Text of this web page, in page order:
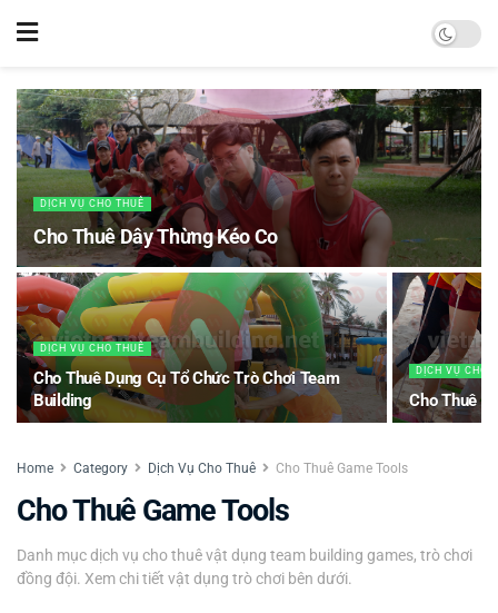
DỊCH VỤ CHO THUÊ
Cho Thuê Dây Thừng Kéo Co
DỊCH VỤ CHO THUÊ
Cho Thuê Dụng Cụ Tổ Chức Trò Chơi Team
Building
DỊCH VỤ CHO
Cho Thuê
Home Category Dịch Vụ Cho Thuê Cho Thuê Game Tools
Cho Thuê Game Tools
Danh mục dịch vụ cho thuê vật dụng team building games, trò chơi
đồng đội. Xem chi tiết vật dụng trò chơi bên dưới.